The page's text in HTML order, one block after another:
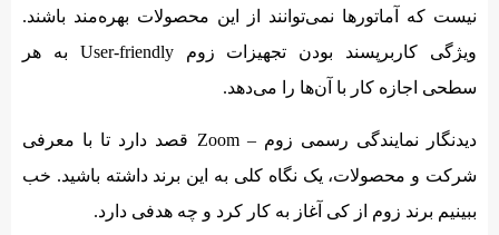
نیست که آماتورها نمی‌توانند از این محصولات بهره‌مند باشند.
ویژگی کاربرپسند بودن تجهیزات زوم User-friendly به هر
سطحی اجازه کار با آن‌ها را می‌دهد.
دیدنگار نمایندگی رسمی زوم – Zoom قصد دارد تا با معرفی
شرکت و محصولات، یک نگاه کلی به این برند داشته باشید. خب
ببینیم برند زوم از کی آغاز به کار کرد و چه هدفی دارد.